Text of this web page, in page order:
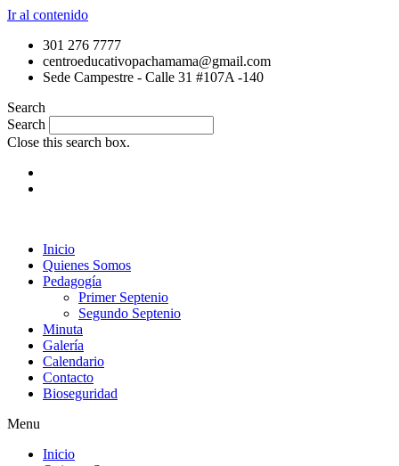
Ir al contenido
301 276 7777
centroeducativopachamama@gmail.com
Sede Campestre - Calle 31 #107A -140
Search
Search
Close this search box.
Inicio
Quienes Somos
Pedagogía
Primer Septenio
Segundo Septenio
Minuta
Galería
Calendario
Contacto
Bioseguridad
Menu
Inicio